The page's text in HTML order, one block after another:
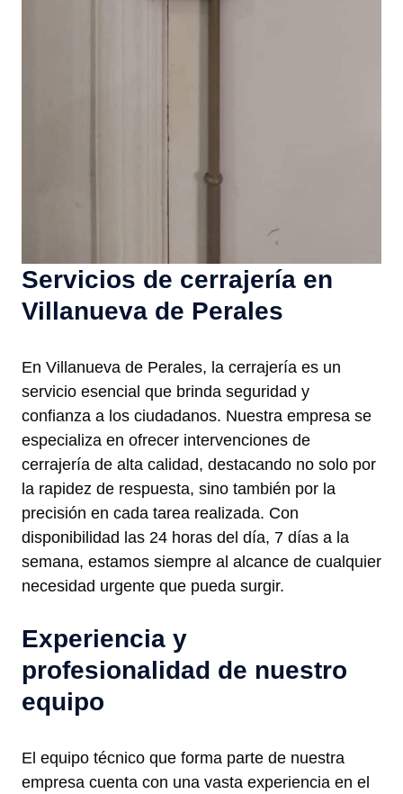
Servicios de cerrajería en
Villanueva de Perales
En Villanueva de Perales, la cerrajería es un
servicio esencial que brinda seguridad y
confianza a los ciudadanos. Nuestra empresa se
especializa en ofrecer intervenciones de
cerrajería de alta calidad, destacando no solo por
la rapidez de respuesta, sino también por la
precisión en cada tarea realizada. Con
disponibilidad las 24 horas del día, 7 días a la
semana, estamos siempre al alcance de cualquier
necesidad urgente que pueda surgir.
Experiencia y
profesionalidad de nuestro
equipo
El equipo técnico que forma parte de nuestra
empresa cuenta con una vasta experiencia en el